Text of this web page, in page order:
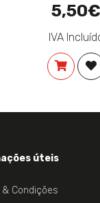
DE DESEJOS
5,50€
IVA
úteis
Condições